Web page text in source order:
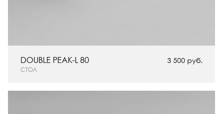
3 500 руб.
СТОЛ
DOUBLE PEAK-L 80